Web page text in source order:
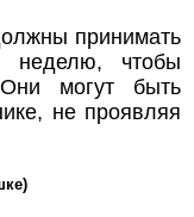
принимать
чтобы
могут быть
не проявляя